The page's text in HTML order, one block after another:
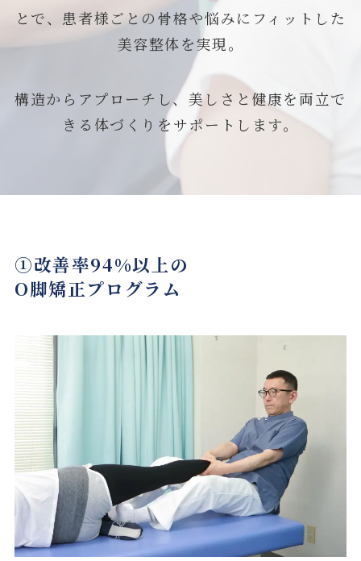
とで、患者様ごとの骨格や悩みにフィットした
美容整体を実現。
構造からアプローチし、美しさと健康を両立で
きる体づくりをサポートします。
①改善率94%以上の
O脚矯正プログラム